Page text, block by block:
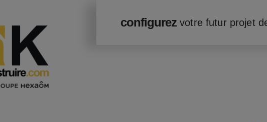
configurezvotre futur projet